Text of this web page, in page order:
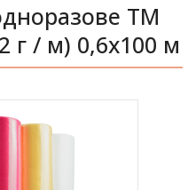
ТМ
г / м) 0,6х100 м